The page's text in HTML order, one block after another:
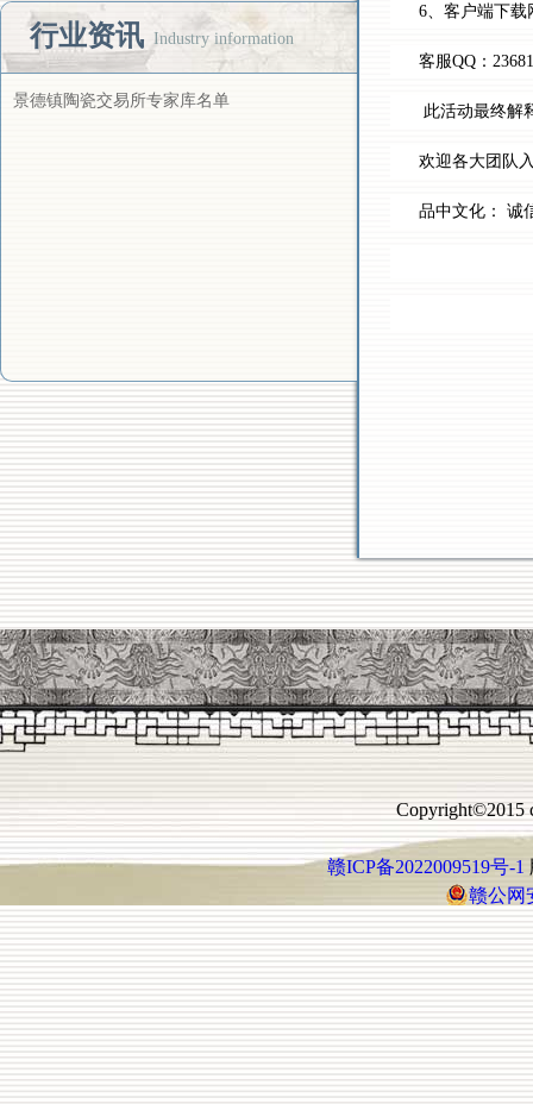
行业资讯 Industry information
景德镇陶瓷交易所专家库名单
6、客户端下载
客服QQ：
此活动最终解
欢迎各大团队
品中文化： 诚
Copyright©2015
赣ICP备2022009519号-1
赣公网